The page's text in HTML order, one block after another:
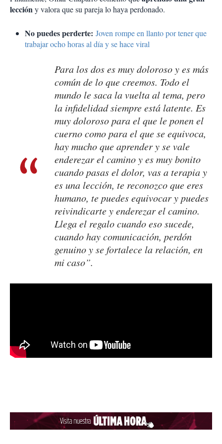
leccióny valora que su pareja lo haya perdonado.
No puedes perderte: Joven rompe en llanto por tener que
trabajar ocho horas al día y se hace viral
Para los dos es muy doloroso y es más
común de lo que creemos. Todo el
mundo le saca la vuelta al tema, pero
la infidelidad siempre está latente. Es
muy doloroso para el que le ponen el
cuerno como para el que se equivoca,
hay mucho que aprender y se vale
enderezar el camino y es muy bonito
cuando pasas el dolor, vas a terapia y
es una lección, te reconozco que eres
humano, te puedes equivocar y puedes
reivindicarte y enderezar el camino.
Llega el regalo cuando eso sucede,
cuando hay comunicación, perdón
genuino y se fortalece la relación, en
mi caso”.